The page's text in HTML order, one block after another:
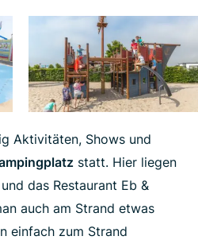
Aktivitäten, Shows und
statt. Hier liegen
das Restaurant Eb &
auch am Strand etwas
einfach zum Strand